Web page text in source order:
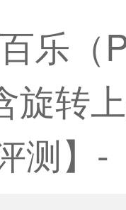
乐
旋转
测】-